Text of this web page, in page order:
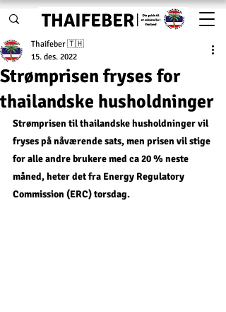
Strømprisen fryses for
thailandske husholdninger
Thaifeber 🇹🇭
15. des. 2022
Strømprisen til thailandske husholdninger vil
fryses på nåværende sats, men prisen vil stige
for alle andre brukere med ca 20 % neste
måned, heter det fra Energy Regulatory
Commission (ERC) torsdag.